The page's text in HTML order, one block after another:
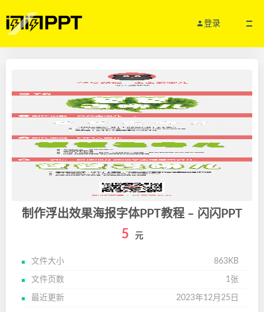
登录
制作浮出效果海报字体PPT教程 – 闪闪PPT
5 元
文件大小 863KB
文件页数 1张
最近更新 2023年12月25日